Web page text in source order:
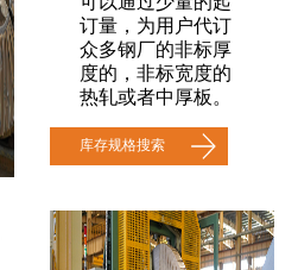
订量，为用户代订
众多钢厂的非标厚
度的，非标宽度的
热轧或者中厚板。
库存规格搜索